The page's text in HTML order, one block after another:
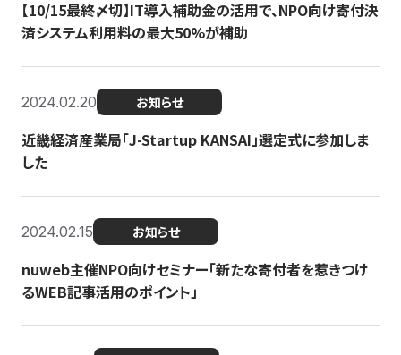
【10/15最終〆切】IT導入補助金の活用で、NPO向け寄付決
済システム利用料の最大50%が補助
2024.02.20 お知らせ
近畿経済産業局「J-Startup KANSAI」選定式に参加しま
した
2024.02.15 お知らせ
nuweb主催NPO向けセミナー「新たな寄付者を惹きつけ
るWEB記事活用のポイント」